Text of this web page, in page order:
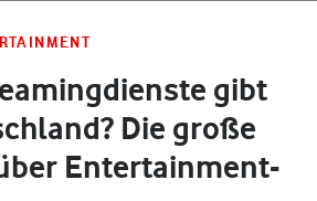
gibt
Die große
Entertainment-